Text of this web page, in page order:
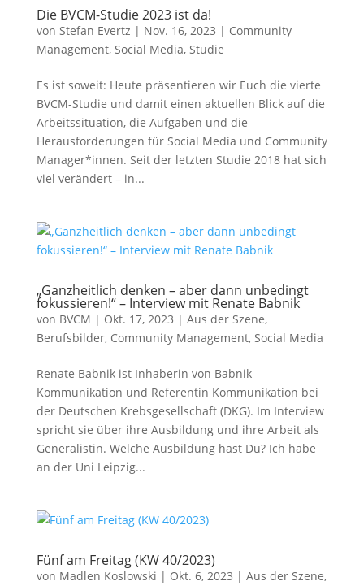
Die BVCM-Studie 2023 ist da!
von Stefan Evertz | Nov. 16, 2023 | Community
Management, Social Media, Studie
Es ist soweit: Heute präsentieren wir Euch die vierte
BVCM-Studie und damit einen aktuellen Blick auf die
Arbeitssituation, die Aufgaben und die
Herausforderungen für Social Media und Community
Manager*innen. Seit der letzten Studie 2018 hat sich
viel verändert – in...
„Ganzheitlich denken – aber dann unbedingt
fokussieren!“ – Interview mit Renate Babnik
von BVCM | Okt. 17, 2023 | Aus der Szene,
Berufsbilder, Community Management, Social Media
Renate Babnik ist Inhaberin von Babnik
Kommunikation und Referentin Kommunikation bei
der Deutschen Krebsgesellschaft (DKG). Im Interview
spricht sie über ihre Ausbildung und ihre Arbeit als
Generalistin. Welche Ausbildung hast Du? Ich habe
an der Uni Leipzig...
Fünf am Freitag (KW 40/2023)
von Madlen Koslowski | Okt. 6, 2023 | Aus der Szene,